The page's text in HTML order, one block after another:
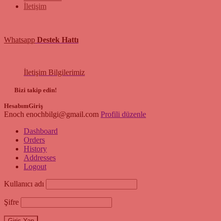
İletişim
Whatsapp Destek Hattı
İletişim Bilgilerimiz
Bizi takip edin!
HesabımGiriş
Enoch enochbilgi@gmail.com Profili düzenle
Dashboard
Orders
History
Addresses
Logout
Kullanıcı adı
Şifre